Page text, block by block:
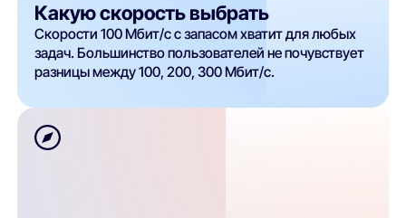
Какую скорость выбрать
Скорости 100 Мбит/с с запасом хватит для любых
задач. Большинство пользователей не почувствует
разницы между 100, 200, 300 Мбит/с.